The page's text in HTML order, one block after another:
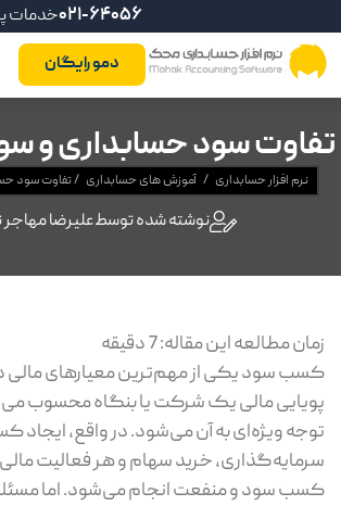
خدمات021-64056
دمو رایگان
تفاوت سود حسابداری و
نرم افزار حسابداری / آموزش های حسابداری /تفاوت سود
نوشته شده توسطعلیرضا مهاجر
زمان مطالعه این مقاله:7دقیقه
کسب سود یکی از مهم‌ترین معیارهای مالی
پویایی مالی یک شرکت یا بنگاه محسوب
توجه ویژه‌ای به آن می‌شود. در واقع، ایجاد
سرمایه‌گذاری، خرید سهام و هر فعالیت
کسب سود و منفعت انجام می‌شود. اما